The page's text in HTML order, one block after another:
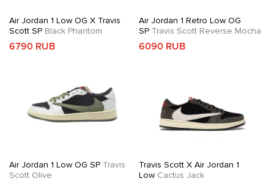
Air Jordan 1 Low OG X Travis
Scott SP Black Phantom
6790 RUB
Air Jordan 1 Retro Low OG
SPTravis Scott Reverse Mocha
6090 RUB
Air Jordan 1 Low OG SP Travis
Scott Olive
Travis Scott X Air Jordan 1
LowCactus Jack